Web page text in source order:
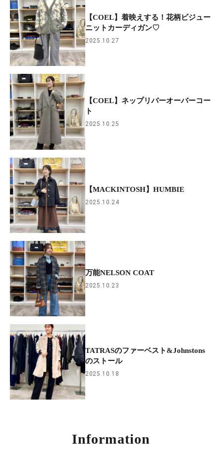
【COEL】着映えする！花柄ビジュー
ニットカーディガン♡
2025.10.27
【COEL】ネップリバーオーバーコー
ト
2025.10.25
【MACKINTOSH】HUMBIE
2025.10.24
万能NELSON COAT
2025.10.23
TATRASのファーベスト&Johnstons
のストール
2025.10.18
Information